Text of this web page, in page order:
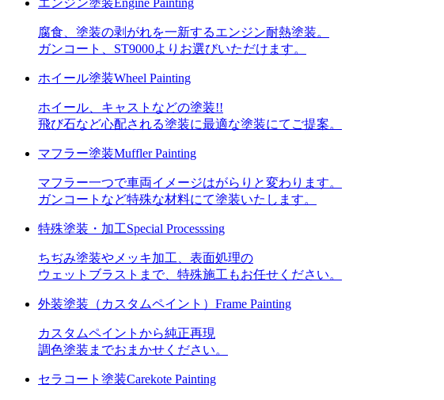
エンジン塗装Engine Painting
腐食、塗装の剥がれを一新するエンジン耐熱塗装。
ガンコート、ST9000よりお選びいただけます。
ホイール塗装Wheel Painting
ホイール、キャストなどの塗装!!
飛び石など心配される塗装に最適な塗装にてご提案。
マフラー塗装Muffler Painting
マフラー一つで車両イメージはがらりと変わります。
ガンコートなど特殊な材料にて塗装いたします。
特殊塗装・加工Special Processsing
ちぢみ塗装やメッキ加工、表面処理の
ウェットブラストまで、特殊施工もお任せください。
外装塗装 （カスタムペイント） Frame Painting
カスタムペイントから純正再現
調色塗装までおまかせください。
セラコート塗装Carekote Painting